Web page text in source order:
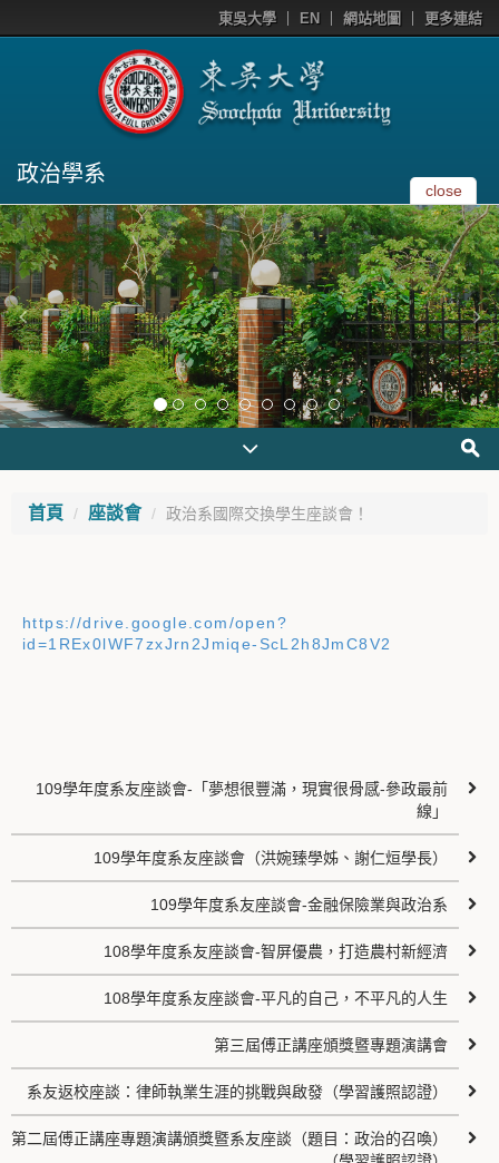
東吳大學 EN 網站地圖 更多連結
政治學系
close
首頁 座談會 政治系國際交換學生座談會！
https://drive.google.com/open?
id=1REx0lWF7zxJrn2Jmiqe-ScL2h8JmC8V2
109學年度系友座談會-「夢想很豐滿，現實很骨感-參政最前
線」
109學年度系友座談會（洪婉臻學姊、謝仁烜學長）
109學年度系友座談會-金融保險業與政治系
108學年度系友座談會-智屏優農，打造農村新經濟
108學年度系友座談會-平凡的自己，不平凡的人生
第三屆傅正講座頒獎暨專題演講會
系友返校座談：律師執業生涯的挑戰與啟發（學習護照認證）
第二屆傅正講座專題演講頒獎暨系友座談（題目：政治的召喚）